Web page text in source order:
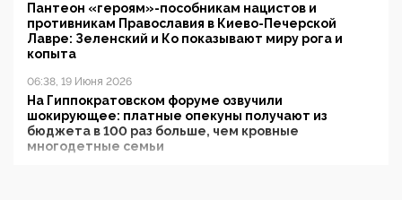
Пантеон «героям»-пособникам нацистов и
противникам Православия в Киево-Печерской
Лавре: Зеленский и Ко показывают миру рога и
копыта
06:38, 19 Июня 2026
На Гиппократовском форуме озвучили
шокирующее: платные опекуны получают из
бюджета в 100 раз больше, чем кровные
многодетные семьи